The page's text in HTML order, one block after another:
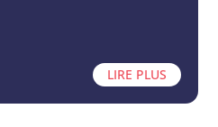
LIRE PLUS